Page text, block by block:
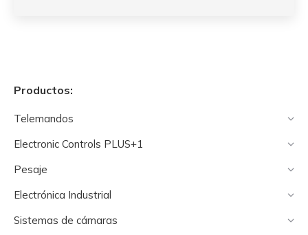
Productos:
Telemandos
Electronic Controls PLUS+1
Pesaje
Electrónica Industrial
Sistemas de cámaras